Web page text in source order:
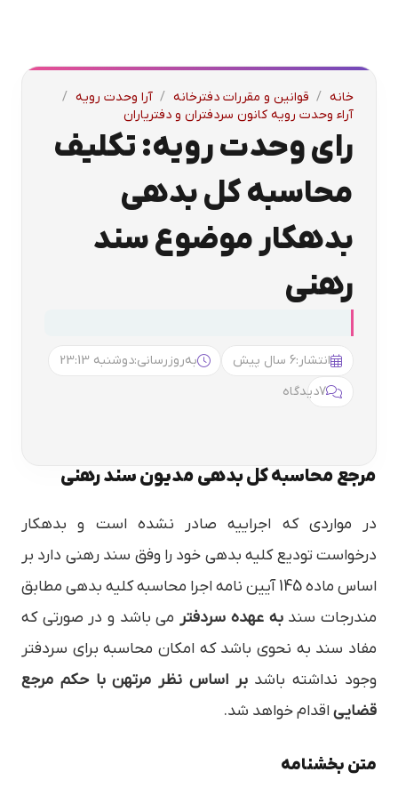
خانه / قوانین و مقررات دفترخانه / آرا وحدت رویه /
آراء وحدت رویه کانون سردفتران و دفتریاران
رای وحدت رویه: تکلیف
محاسبه کل بدهی
بدهکار موضوع سند
رهنی
انتشار:6 سال پیش به‌روزرسانی:دوشنبه 23:13
7دیدگاه
مرجع محاسبه کل بدهی مدیون سند رهنی
در مواردی که اجراییه صادر نشده است و بدهکار
درخواست تودیع کلیه بدهی خود را وفق سند رهنی دارد بر
اساس ماده 145 آیین نامه اجرا محاسبه کلیه بدهی مطابق
مندرجات سند به عهده سردفتر می باشد و در صورتی که
مفاد سند به نحوی باشد که امکان محاسبه برای سردفتر
وجود نداشته باشدبر اساس نظر مرتهن با حکم مرجع
قضایی اقدام خواهد شد.
متن بخشنامه